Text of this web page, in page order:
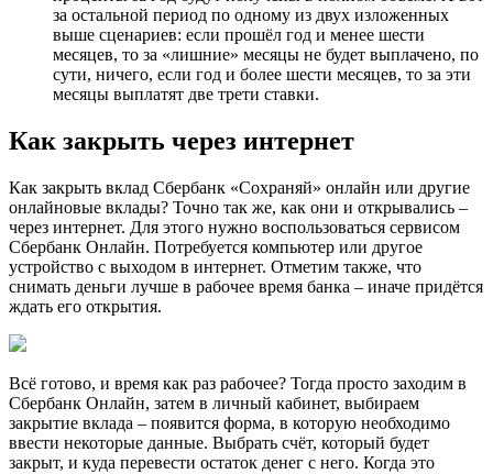
за остальной период по одному из двух изложенных
выше сценариев: если прошёл год и менее шести
месяцев, то за «лишние» месяцы не будет выплачено, по
сути, ничего, если год и более шести месяцев, то за эти
месяцы выплатят две трети ставки.
Как закрыть через интернет
Как закрыть вклад Сбербанк «Сохраняй» онлайн или другие
онлайновые вклады? Точно так же, как они и открывались –
через интернет. Для этого нужно воспользоваться сервисом
Сбербанк Онлайн. Потребуется компьютер или другое
устройство с выходом в интернет. Отметим также, что
снимать деньги лучше в рабочее время банка – иначе придётся
ждать его открытия.
Всё готово, и время как раз рабочее? Тогда просто заходим в
Сбербанк Онлайн, затем в личный кабинет, выбираем
закрытие вклада – появится форма, в которую необходимо
ввести некоторые данные. Выбрать счёт, который будет
закрыт, и куда перевести остаток денег с него. Когда это